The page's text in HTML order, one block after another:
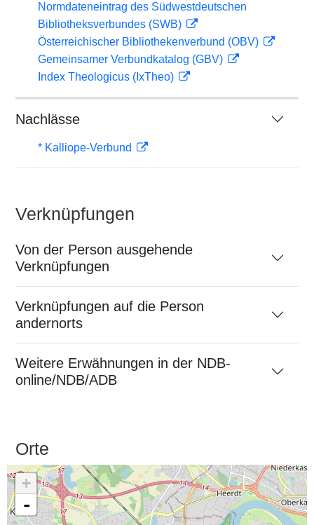
Normdateneintrag des Südwestdeutschen
Bibliotheksverbundes (SWB)
Österreichischer Bibliothekenverbund (OBV)
Gemeinsamer Verbundkatalog (GBV)
Index Theologicus (IxTheo)
Nachlässe
* Kalliope-Verbund
Verknüpfungen
Von der Person ausgehende
Verknüpfungen
Verknüpfungen auf die Person
andernorts
Weitere Erwähnungen in der NDB-
online/NDB/ADB
Orte
+
-